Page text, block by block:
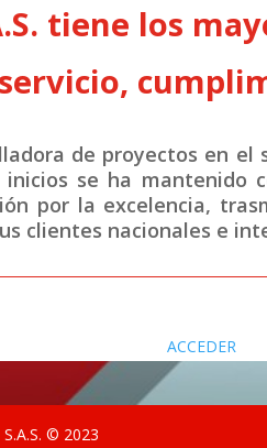
tiene los
de proyectos en
se ha mantenido
por la excelencia,
clientes nacionales e
ACCEDER
S.A.S. © 2023